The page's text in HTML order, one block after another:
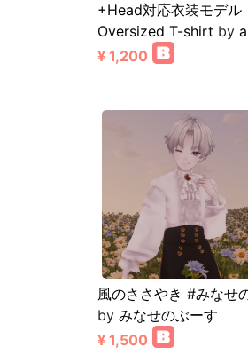
+Head対応衣装モデル
Oversized T-shirt by
¥ 1,200
風のささやき #みなせ
by みなせのぶーす
¥ 1,500